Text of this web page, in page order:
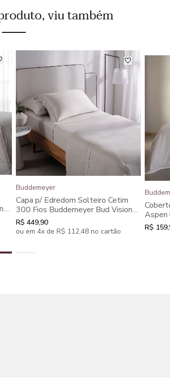
viu também
Buddemeyer
Capa p/ Edredom Solteiro Cetim
300 Fios Buddemeyer Bud Vision
New Colors II 100% Algodão
Penteado Rosa
R$ 449,90
ou em 4x de R$ 112,48 no cartão
R$